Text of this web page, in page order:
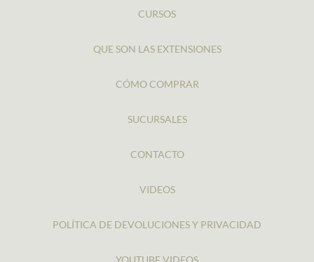
CURSOS
QUE SON LAS EXTENSIONES
CÓMO COMPRAR
SUCURSALES
CONTACTO
VIDEOS
POLÍTICA DE DEVOLUCIONES Y PRIVACIDAD
YOUTUBE VIDEOS